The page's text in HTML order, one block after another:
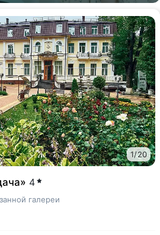
1/20
4
галереи